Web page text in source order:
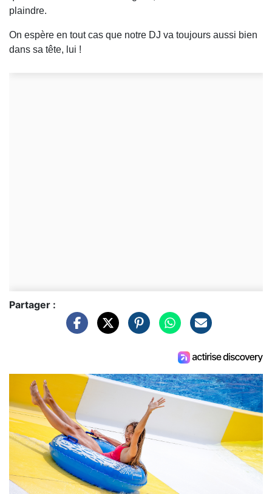
plaindre.
On espère en tout cas que notre DJ va toujours aussi bien
dans sa tête, lui !
Partager :